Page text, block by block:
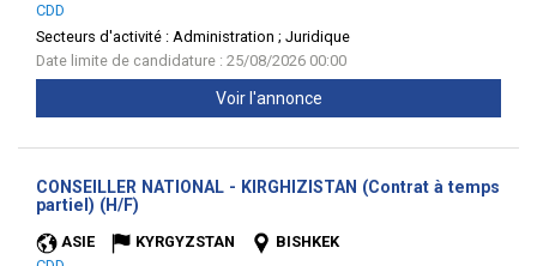
CDD
Secteurs d'activité : Administration ; Juridique
Date limite de candidature : 25/08/2026 00:00
Voir l'annonce
CONSEILLER NATIONAL - KIRGHIZISTAN (Contrat à temps
partiel) (H/F)
ASIE KYRGYZSTAN
BISHKEK